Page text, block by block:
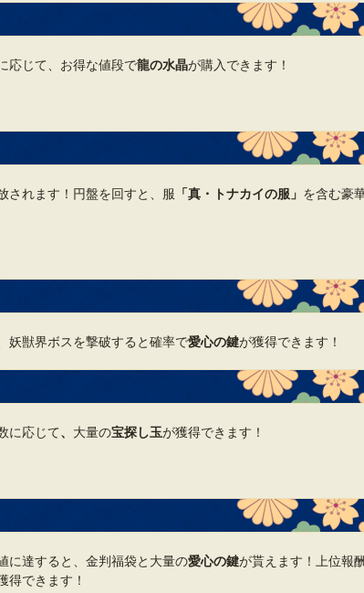
応じて、お得な値段で龍の水晶が購入できます！
されます！円盤を回すと、服 「真・トナカイの服」 を含む豪
妖獣界ボスを撃破すると確率で愛心の鍵が獲得できます！
に応じて、 大量の宝探し玉が獲得できます！
に達すると、金判福袋と大量の愛心の鍵が貰えます！上位報
得できます！